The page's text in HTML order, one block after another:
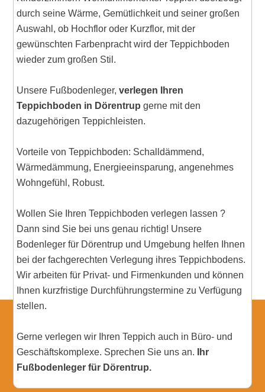
durch seine Wärme, Gemütlichkeit und seiner großen
Auswahl, ob Hochflor oder Kurzflor, mit der
gewünschten Farbenpracht wird der Teppichboden
wieder zum großen Stil.
Unsere Fußbodenleger,verlegen Ihren
Teppichboden in Dörentrup gerne mit den
dazugehörigen Teppichleisten.
Vorteile von Teppichboden: Schalldämmend,
Wärmedämmung, Energieeinsparung, angenehmes
Wohngefühl, Robust.
Wollen Sie Ihren Teppichboden verlegen lassen ?
Dann sind Sie bei uns genau richtig! Unsere
Bodenleger für Dörentrup und Umgebung helfen Ihnen
bei der fachgerechten Verlegung ihres Teppichbodens.
Wir arbeiten für Privat- und Firmenkunden und können
Ihnen kurzfristige Durchführungstermine zu Verfügung
stellen.
Gerne verlegen wir Ihren Teppich auch in Büro- und
Geschäftskomplexe. Sprechen Sie uns an.
Ihr
Fußbodenleger für Dörentrup.